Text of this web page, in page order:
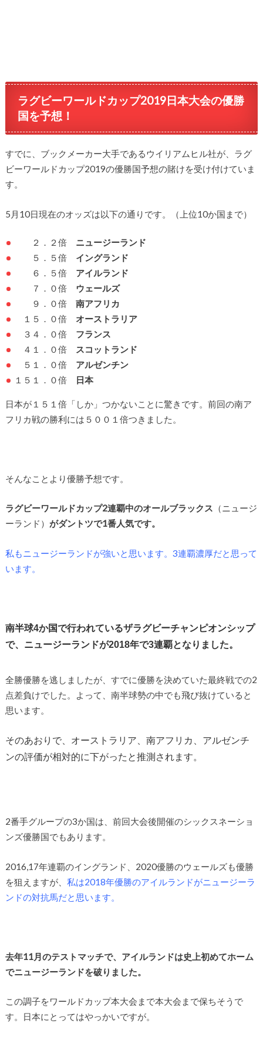
ラグビーワールドカップ2019日本大会の優勝
国を予想！
すでに、ブックメーカー大手であるウイリアムヒル社が、ラグ
ビーワールドカップ2019の優勝国予想の賭けを受け付けていま
す。
5月10日現在のオッズは以下の通りです。（上位10か国まで）
２．２倍 ニュージーランド
５．５倍 イングランド
６．５倍 アイルランド
７．０倍 ウェールズ
９．０倍南アフリカ
１５．０倍 オーストラリア
３４．０倍 フランス
４１．０倍 スコットランド
５１．０倍 アルゼンチン
１５１．０倍
日本
日本が１５１倍「しか」つかないことに驚きです。前回の南ア
フリカ戦の勝利には５００１倍つきました。
そんなことより優勝予想です。
ラグビーワールドカップ2連覇中のオールブラックス （ニュージ
ーランド） がダントツで1番人気です。
私もニュージーランドが強いと思います。3連覇濃厚だと思って
います。
南半球4か国で行われているザラグビーチャンピオンシップ
で、ニュージーランドが2018年で3連覇となりました。
全勝優勝を逃しましたが、すでに優勝を決めていた最終戦での2
点差負けでした。よって、南半球勢の中でも飛び抜けていると
思います。
そのあおりで、オーストラリア、南アフリカ、アルゼンチ
ンの評価が相対的に下がったと推測されます。
2番手グループの3か国は、前回大会後開催のシックスネーショ
ンズ優勝国でもあります。
2016,17年連覇のイングランド、2020優勝のウェールズも優勝
を狙えますが、 私は2018年優勝のアイルランドがニュージーラ
ンドの対抗馬だと思います。
去年11月のテストマッチで、アイルランドは史上初めてホーム
でニュージーランドを破りました。
この調子をワールドカップ本大会まで本大会まで保ちそうで
す。日本にとってはやっかいですが。